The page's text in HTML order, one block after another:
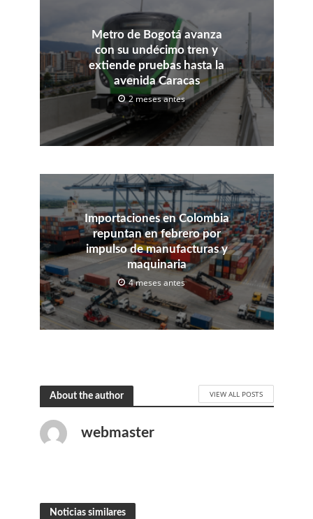
Metro de Bogotá avanza
con su undécimo tren y
extiende pruebas hasta la
avenida Caracas
2 meses antes
Importaciones en Colombia
repuntan en febrero por
impulso de manufacturas y
maquinaria
4 meses antes
About the author VIEW ALL POSTS
webmaster
Noticias similares